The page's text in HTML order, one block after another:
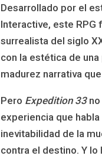
Desarrollado por el
Interactive, este RPG
surrealista del siglo
con la estética de
madurez narrativa
Pero Expedition 33no
experiencia que
inevitabilidad de la
contra el destino. Y